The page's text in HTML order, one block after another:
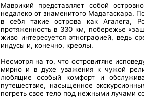
Маврикий представляет собой
недалеко от знаменитого Мадагаскара.
в себя такие острова как Агалега,
протяженность в 330 км, побережье
живо интересуется этнографией, ведь
индусы и, конечно, креолы.
Несмотря на то, что островитяне
мирно и в духе уважения к чужой
любящие особый комфорт и
путешествие, насыщенное
погреть свое тело под нежными лучами